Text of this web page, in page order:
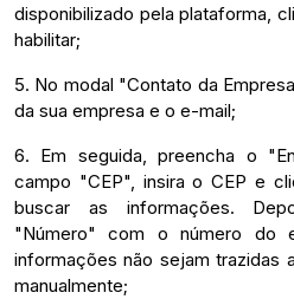
disponibilizado pela plataforma,
habilitar;
5. No modal "Contato da
da sua empresa e o e-mail;
6. Em seguida, preencha o
campo "CEP", insira o CEP e
buscar as informações.
"Número" com o número do
informações não sejam trazidas
manualmente;